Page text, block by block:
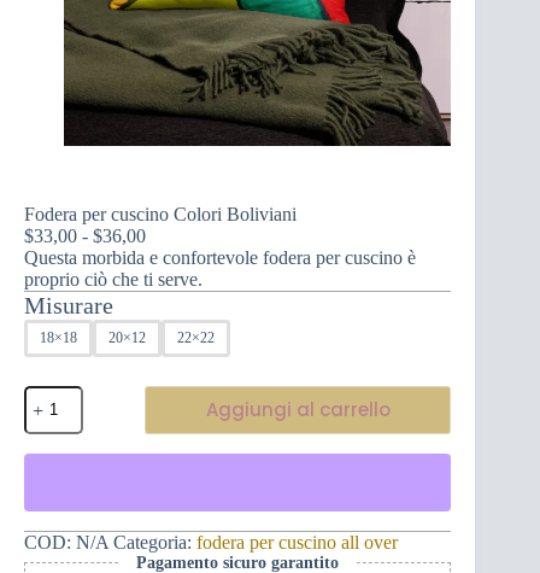
Fodera per cuscino Colori Boliviani
$33,00 - $36,00Fascia
di
prezzo:
$33,00
a
Questa morbida e confortevole fodera per cuscino è
proprio ciò che ti serve.
Misurare
18×18 20×12 22×22
Fodera
per
cuscino
Colori
Aggiungi al carrello
COD: N/A Categoria: fodera per cuscino all over
Pagamento sicuro garantito